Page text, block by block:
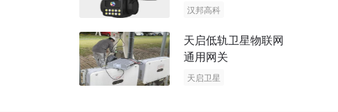
阳能多摄球机
汉邦高科
太阳能多摄球机
天启低轨卫星物联网
通用网关
天启卫星